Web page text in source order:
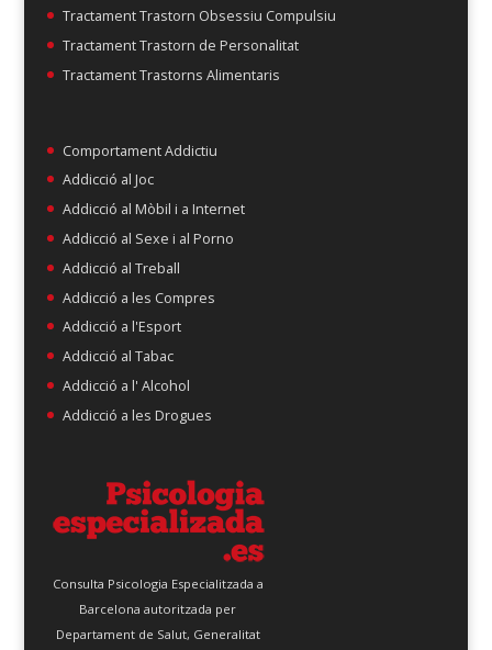
Tractament Trastorn Obsessiu Compulsiu
Tractament Trastorn de Personalitat
Tractament Trastorns Alimentaris
Comportament Addictiu
Addicció al Joc
Addicció al Mòbil i a Internet
Addicció al Sexe i al Porno
Addicció al Treball
Addicció a les Compres
Addicció a l'Esport
Addicció al Tabac
Addicció a l' Alcohol
Addicció a les Drogues
Consulta Psicologia Especialitzada a
Barcelona autoritzada per
Departament de Salut, Generalitat